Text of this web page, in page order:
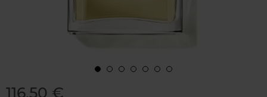
116,50 €